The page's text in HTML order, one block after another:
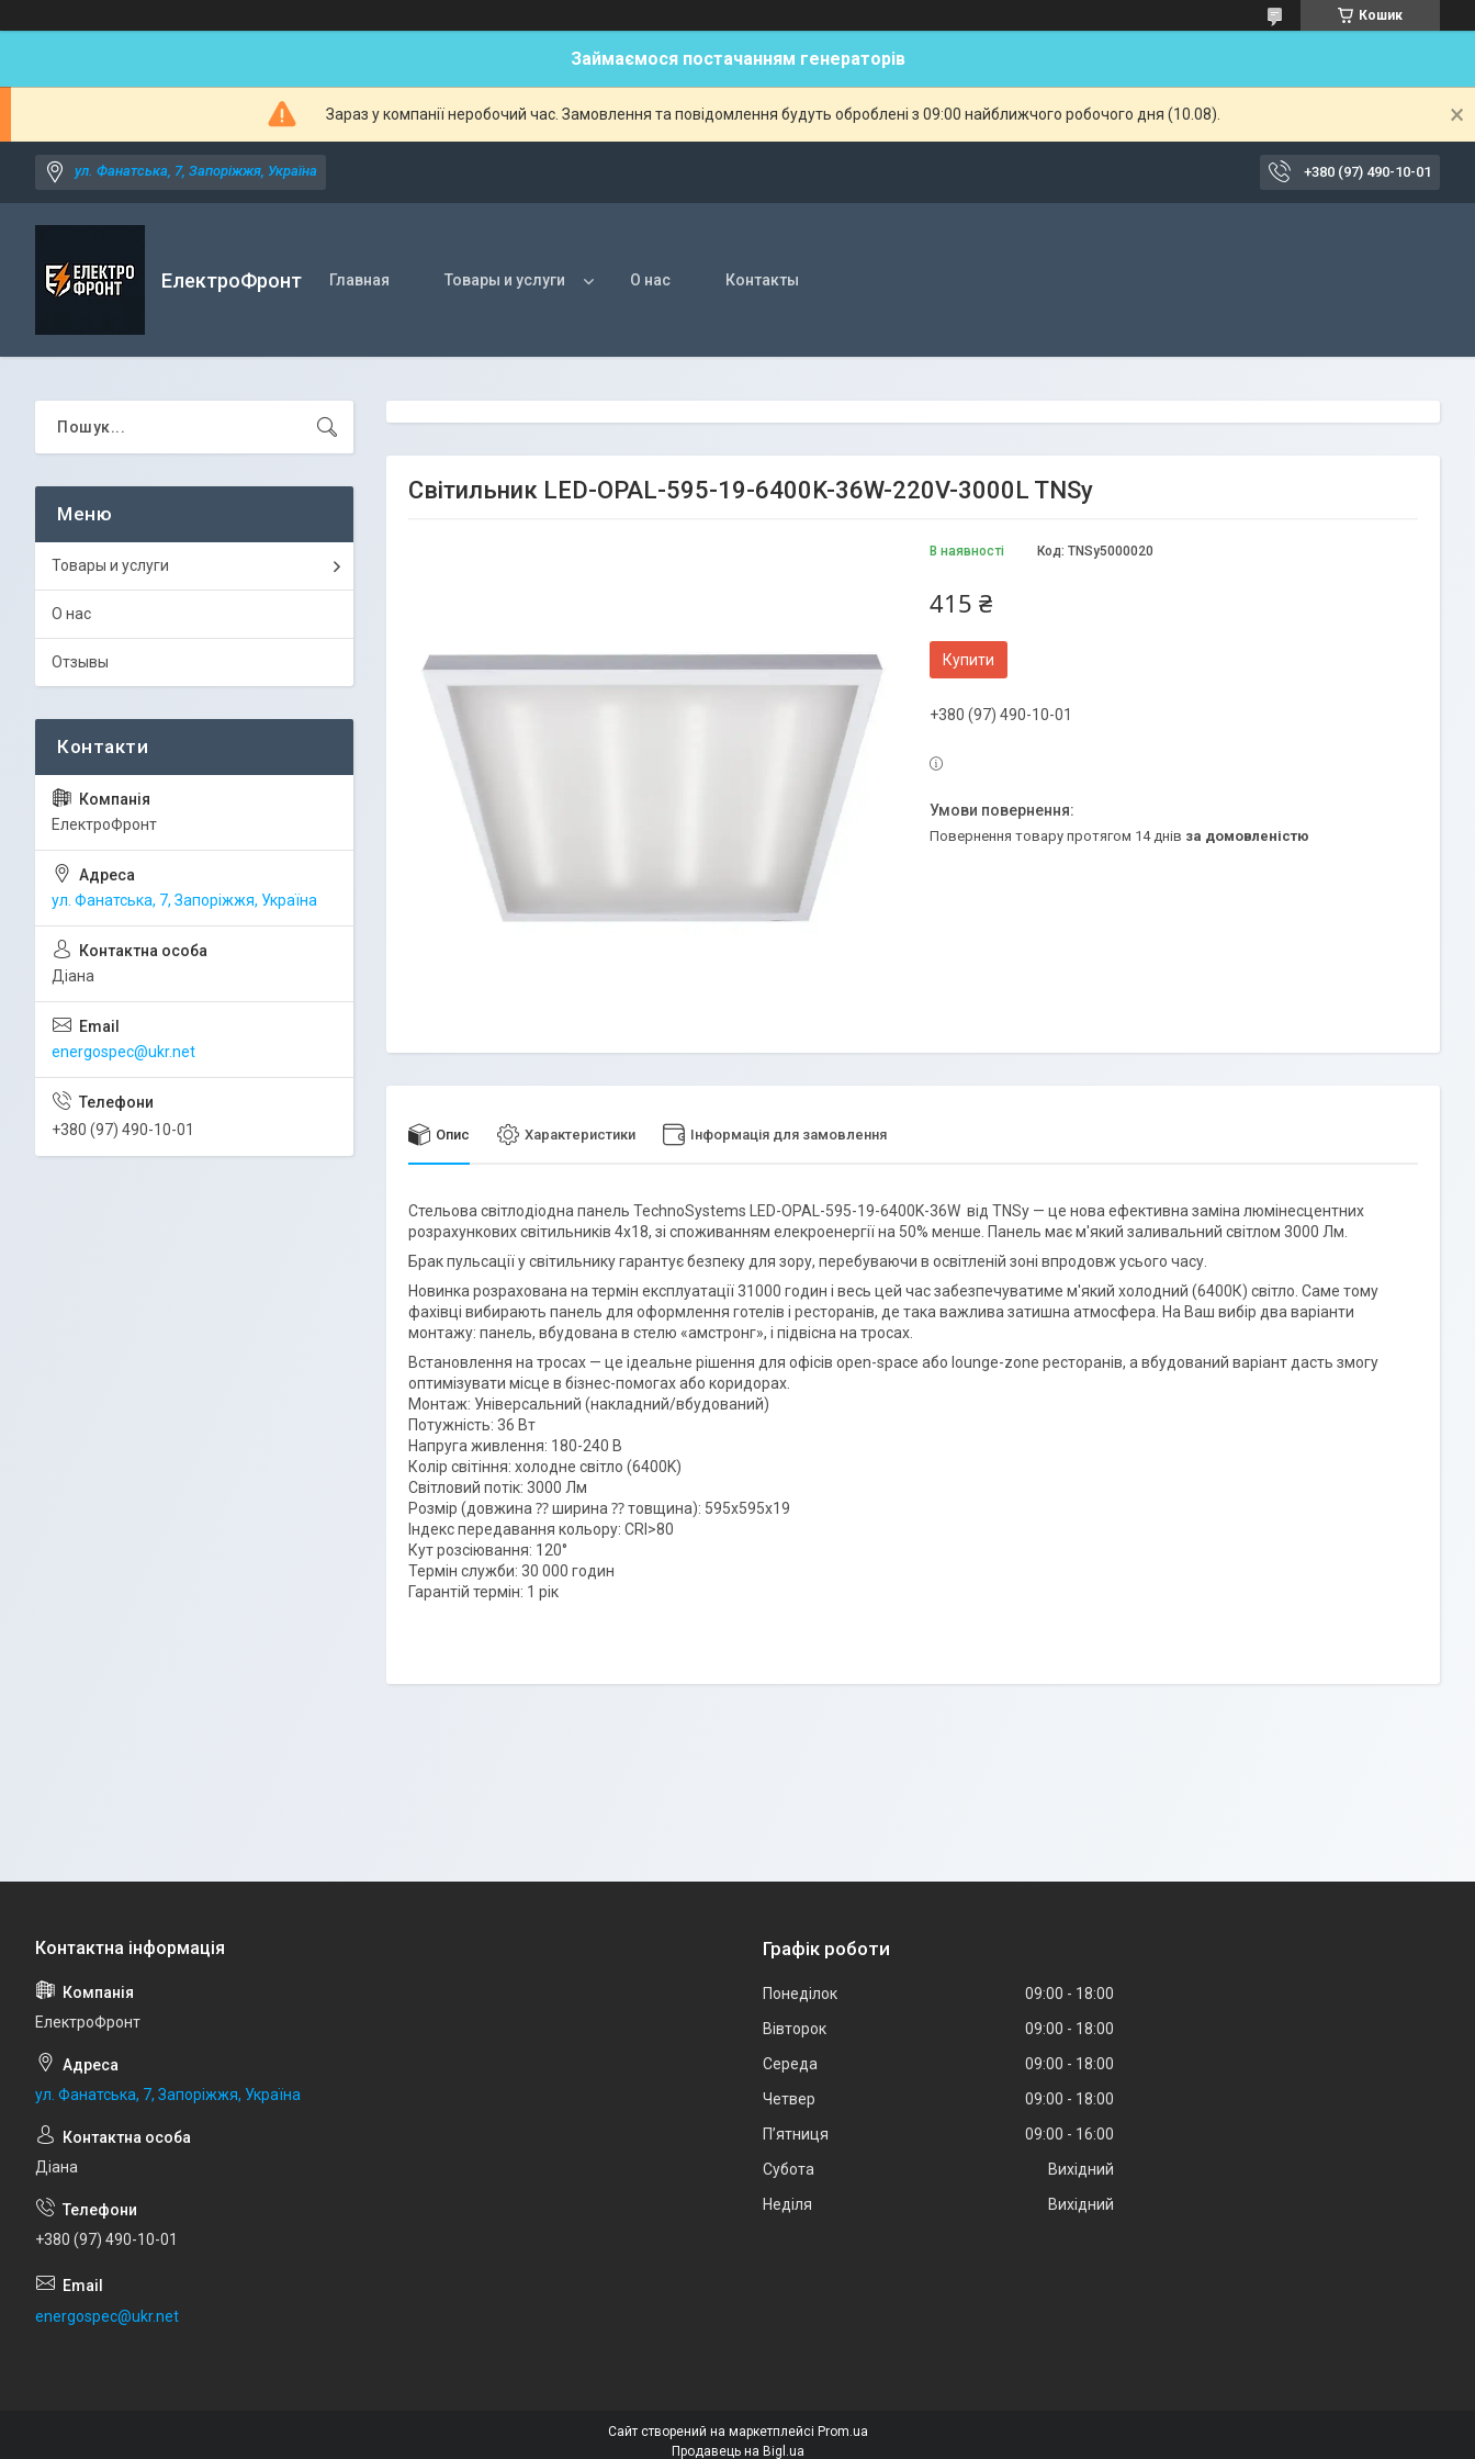
Кошик
Займаємося постачанням генераторів
Зараз у компанії неробочий час. Замовлення та повідомлення будуть оброблені з 09:00 найближчого робочого дня (10.08).
ул. Фанатська, 7, Запоріжжя, Україна +380 (97) 490-10-01
ЕлектроФронт Главная Товары и услуги О нас Контакты
Світильник LED-OPAL-595-19-6400K-36W-220V-3000L TNSy
В наявності Код: TNSy5000020
415 ₴
Купити
+380 (97) 490-10-01
повернення товару протягом 14 днів за домовленістю
Опис Характеристики Інформація для замовлення
Стельова світлодіодна панель TechnoSystems LED-OPAL-595-19-6400K-36W від TNSy — це нова ефективна заміна люмінесцентних
розрахункових світильників 4х18, зі споживанням елекроенергії на 50% менше. Панель має м'який заливальний світлом 3000 Лм.
Брак пульсації у світильнику гарантує безпеку для зору, перебуваючи в освітленій зоні впродовж усього часу.
Новинка розрахована на термін експлуатації 31000 годин і весь цей час забезпечуватиме м'який холодний (6400К) світло. Саме тому
фахівці вибирають панель для оформлення готелів і ресторанів, де така важлива затишна атмосфера. На Ваш вибір два варіанти
монтажу: панель, вбудована в стелю «амстронг», і підвісна на тросах.
Встановлення на тросах — це ідеальне рішення для офісів open-space або lounge-zone ресторанів, а вбудований варіант дасть змогу
оптимізувати місце в бізнес-помогах або коридорах.
Монтаж: Універсальний (накладний/вбудований)
Потужність: 36 Вт
Напруга живлення: 180-240 В
Колір світіння: холодне світло (6400K)
Світловий потік: 3000 Лм
Розмір (довжина ⁇ ширина ⁇ товщина): 595х595х19
Індекс передавання кольору: CRI>80
Кут розсіювання: 120°
Термін служби: 30 000 годин
Гарантій термін: 1 рік
Товары и услуги
О нас
Отзывы
ЕлектроФронт
ул. Фанатська, 7, Запоріжжя, Україна
Діана
energospec@ukr.net
+380 (97) 490-10-01
ЕлектроФронт
ул. Фанатська, 7, Запоріжжя, Україна
Діана
+380 (97) 490-10-01
energospec@ukr.net
Графік роботи
Понеділок 09:00
18:00
Вівторок
09:00
18:00
Середа
09:00
18:00
Четвер
09:00
18:00
Пʼятниця
09:00
16:00
Субота
Вихідний
Неділя
Вихідний
Сайт створений на маркетплейсі Prom.ua
Продавець на Bigl.ua